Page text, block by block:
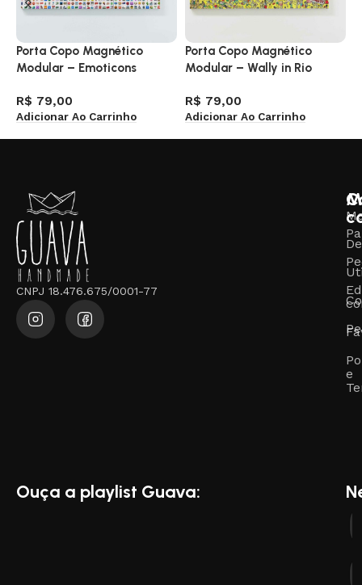
Porta Copo Magnético
Modular – Emoticons
R$ 79,00
Adicionar Ao Carrinho
Porta Copo Magnético
Modular – Wally in Rio
R$ 79,00
Adicionar Ao Carrinho
CNPJ 18.476.675/0001-77
e
Ouça a playlist Guava: